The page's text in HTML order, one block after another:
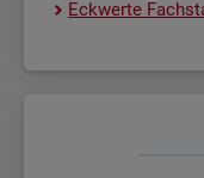
Eck­wer­te